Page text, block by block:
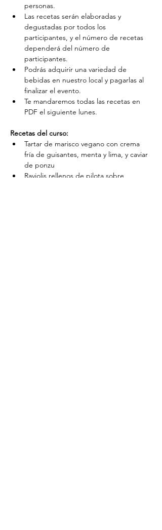
personas.
Las recetas serán elaboradas y
degustadas por todos los
participantes, y el número de recetas
dependerá del número de
participantes.
Podrás adquirir una variedad de
bebidas en nuestro local y pagarlas al
finalizar el evento.
Te mandaremos todas las recetas en
PDF el siguiente lunes.
Recetas del curso:
Tartar de marisco vegano con crema
fría de guisantes, menta y lima, y caviar
de ponzu
Raviolis rellenos de pilota sobre